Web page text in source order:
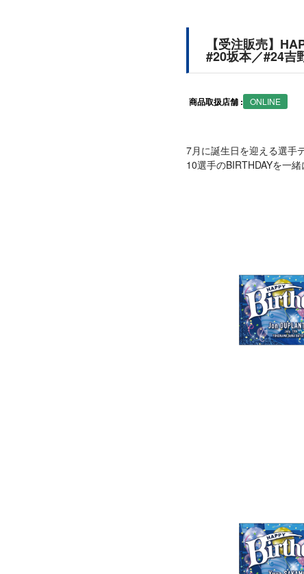
【受注販売】
#20坂本／#24吉
商品取扱店舗 : ONLINE
7月に誕生日を迎える選手
10選手のBIRTHDAYを一緒